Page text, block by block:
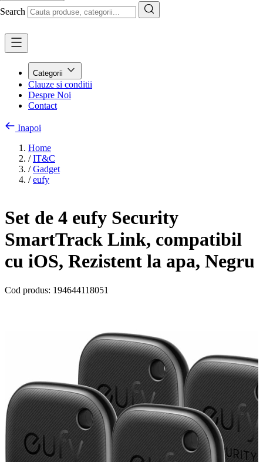
Search
Categorii
Clauze si conditii
Despre Noi
Contact
Inapoi
Home
/ IT&C
/ Gadget
/ eufy
Set de 4 eufy Security
SmartTrack Link, compatibil
cu iOS, Rezistent la apa, Negru
Cod produs: 194644118051